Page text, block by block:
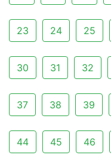
23 24 25
30 31 32
37 38 39
44 45 46